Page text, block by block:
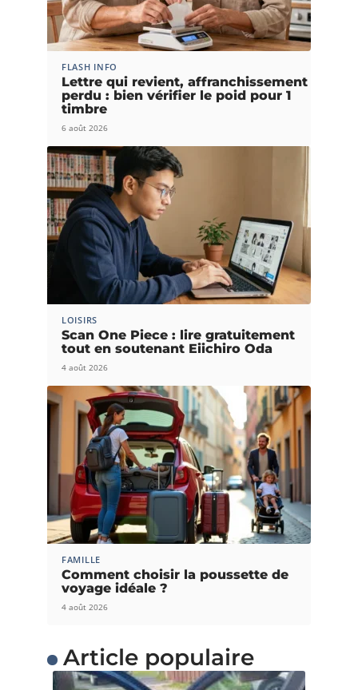
FLASH INFO
Lettre qui revient, affranchissement
perdu : bien vérifier le poid pour 1
timbre
6 août 2026
LOISIRS
Scan One Piece : lire gratuitement
tout en soutenant Eiichiro Oda
4 août 2026
FAMILLE
Comment choisir la poussette de
voyage idéale ?
4 août 2026
Article populaire